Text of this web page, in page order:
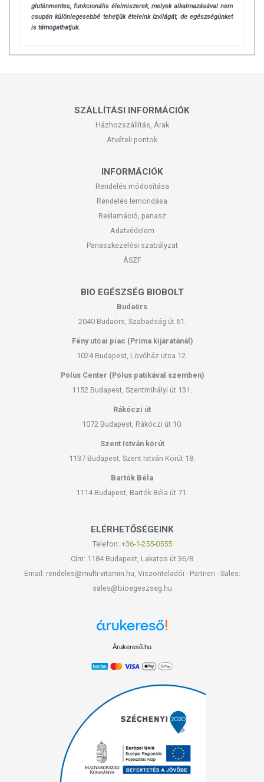
gluténmentes, funkcionális élelmiszerek, melyek alkalmazásával nem
csupán különlegesebbé tehetjük ételeink ízvilágát, de egészségünket
is támogathatjuk.
SZÁLLÍTÁSI INFORMÁCIÓK
Házhozszállítás, Árak
Átvételi pontok
INFORMÁCIÓK
Rendelés módosítása
Rendelés lemondása
Reklamáció, panasz
Adatvédelem
Panaszkezelési szabályzat
ÁSZF
BIO EGÉSZSÉG BIOBOLT
Budaörs
2040 Budaörs, Szabadság út 61.
Fény utcai piac (Príma kijáratánál)
1024 Budapest, Lövőház utca 12.
Pólus Center (Pólus patikával szemben)
1152 Budapest, Szentmihályi út 131.
Rákóczi út
1072 Budapest, Rákóczi út 10.
Szent István körút
1137 Budapest, Szent István Körút 18.
Bartók Béla
1114 Budapest, Bartók Béla út 71.
ELÉRHETŐSÉGEINK
Telefon: +36-1-255-0555
Cím: 1184 Budapest, Lakatos út 36/B
Email: rendeles@multi-vitamin.hu, Viszonteladói - Partneri - Sales:
sales@bioegeszseg.hu
Árukereső.hu